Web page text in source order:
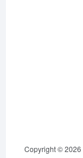
Copyright © 2026